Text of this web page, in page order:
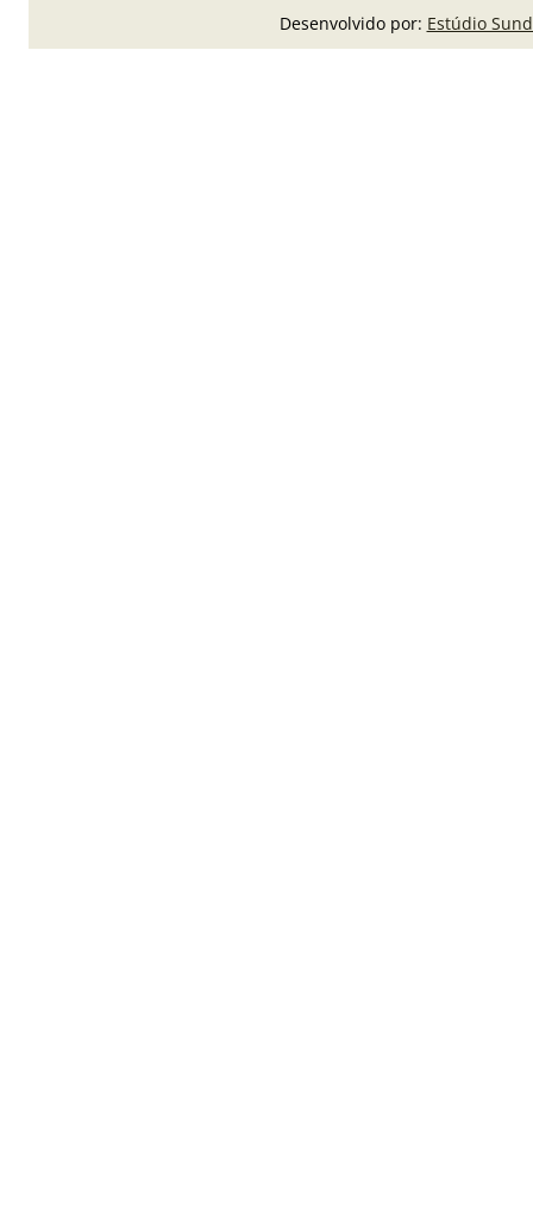
Desenvolvido por: Estúdio